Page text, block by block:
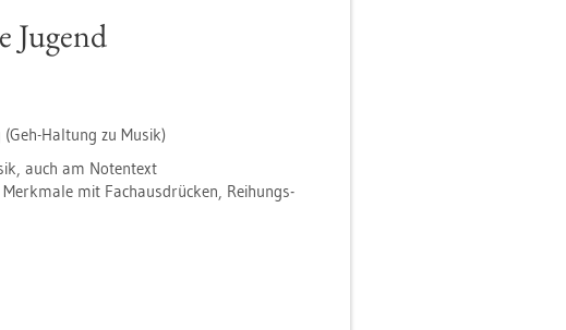
Ju­gend
Hal­tung zu Musik)
auch am No­ten­text
mit Fach­aus­drü­cken, Rei­hungs­